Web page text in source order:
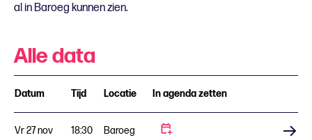
al in Baroeg kunnen zien.
Alle data
Datum Tijd Locatie In agenda zetten
Vr 27 nov 18:30 Baroeg